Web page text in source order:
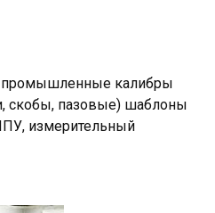
промышленные калибры
скобы, пазовые) шаблоны
измерительный